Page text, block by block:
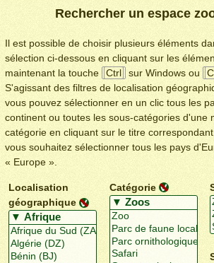
Rechercher un espace
Il est possible de choisir plusieurs éléments
sélection ci-dessous en cliquant sur les
maintenant la touche
Ctrl sur Windows ou
S'agissant des filtres de localisation
vous pouvez sélectionner en un clic tous les
continent ou toutes les sous-catégories d'une
catégorie en cliquant sur le titre
vous souhaitez sélectionner tous les pays
« Europe ».
Localisation
géographique
Catégorie